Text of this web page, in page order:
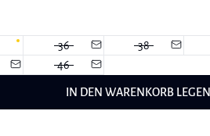
36 38
46
IN DEN WARENKORB LEGEN